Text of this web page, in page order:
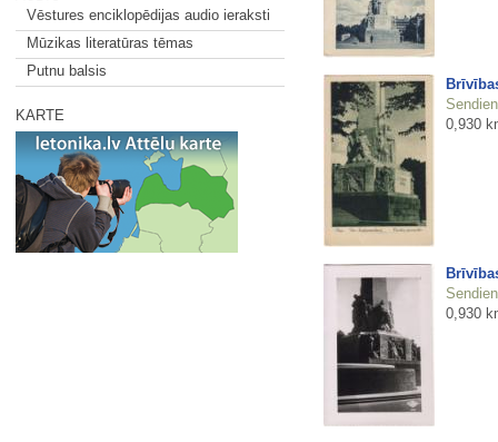
Vēstures enciklopēdijas audio ieraksti
Mūzikas literatūras tēmas
Putnu balsis
KARTE
0,930
0,930